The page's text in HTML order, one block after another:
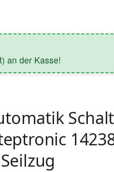
an der Kasse!